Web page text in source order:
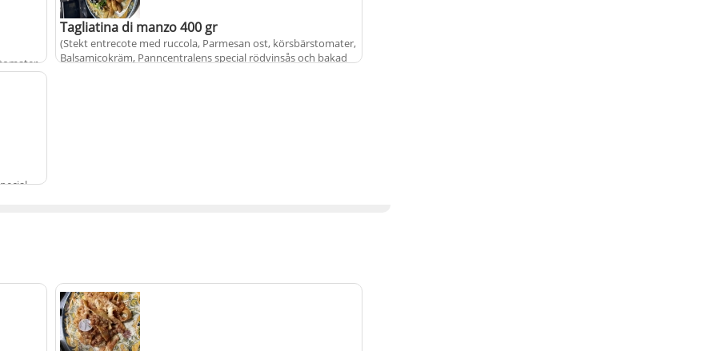
Tagliatina di manzo 400 gr
(Stekt entrecote med ruccola, Parmesan ost, körsbärstomater,
Balsamicokräm, Panncentralens special rödvinsås och bakad